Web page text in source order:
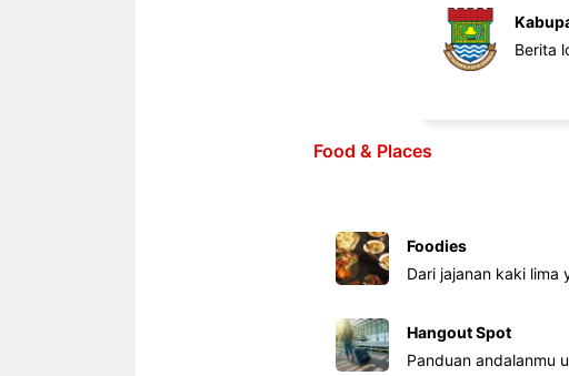
Berita
Food & Places
Foodies
Dari jajanan kaki
Hangout Spot
Panduan andalanmu